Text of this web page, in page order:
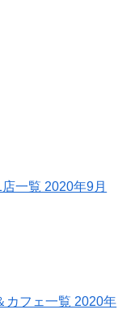
一覧 2020年9月
カフェ一覧 2020年